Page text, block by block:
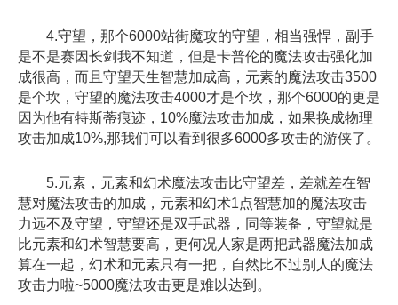
4.守望，那个6000站街魔攻的守望，相当强悍，副手
是不是赛因长剑我不知道，但是卡普伦的魔法攻击强化加
成很高，而且守望天生智慧加成高，元素的魔法攻击3500
是个坎，守望的魔法攻击4000才是个坎，那个6000的更是
因为他有特斯蒂痕迹，10%魔法攻击加成，如果换成物理
攻击加成10%,那我们可以看到很多6000多攻击的游侠了。
5.元素，元素和幻术魔法攻击比守望差，差就差在智
慧对魔法攻击的加成，元素和幻术1点智慧加的魔法攻击
力远不及守望，守望还是双手武器，同等装备，守望就是
比元素和幻术智慧要高，更何况人家是两把武器魔法加成
算在一起，幻术和元素只有一把，自然比不过别人的魔法
攻击力啦~5000魔法攻击更是难以达到。